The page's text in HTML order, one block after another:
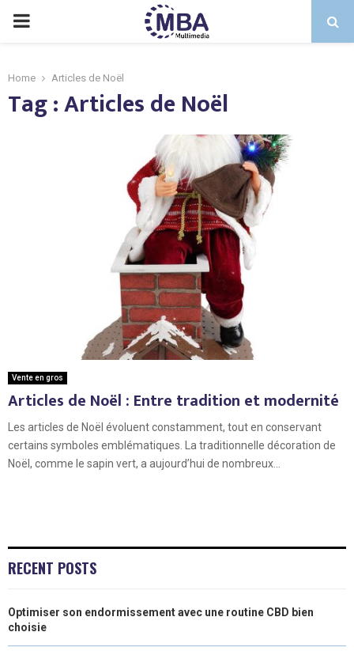
PRIMARY
Home Articles de Noël
Tag : Articles de Noël
Vente en gros
Articles de Noël : Entre tradition et modernité
Les articles de Noël évoluent constamment, tout en conservant
certains symboles emblématiques. La traditionnelle décoration de
Noël, comme le sapin vert, a aujourd’hui de nombreux...
RECENT POSTS
Optimiser son endormissement avec une routine CBD bien
choisie